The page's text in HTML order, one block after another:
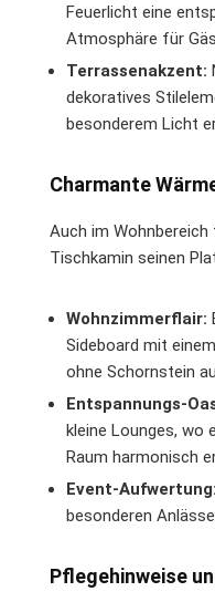
Feuerlicht eine
Atmosphäre für
Terrassenakzent:
dekoratives
besonderem Licht
Charmante
Auch im
Tischkamin seinen
Wohnzimmerflair:
Sideboard mit
ohne Schornstein
Entspannungs-
kleine Lounges, wo
Raum harmonisch
Event-Aufwertung:
besonderen
Pflegehinweise